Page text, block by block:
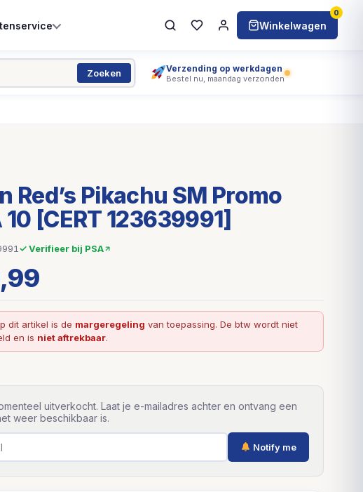
Winkelwagen
0
Zoeken Verzending op werkdagen
Bestel nu, maandag verzonden
Red’s Pikachu SM Promo
[CERT 123639991]
✓ Verifieer bij PSA
dit artikel is de margeregeling van toepassing. De btw wordt niet
en is niet aftrekbaar.
uitverkocht. Laat je e-mailadres achter en ontvang een
weer beschikbaar is.
Notify me